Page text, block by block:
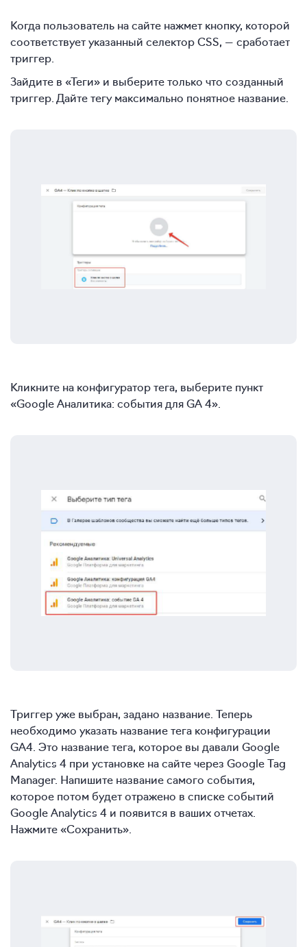
Когда пользователь на сайте нажмет кнопку, которой
соответствует указанный селектор CSS, — сработает
триггер.
Зайдите в «Теги» и выберите только что созданный
триггер. Дайте тегу максимально понятное название.
Кликните на конфигуратор тега, выберите пункт
«Google Аналитика: события для GA 4».
Триггер уже выбран, задано название. Теперь
необходимо указать название тега конфигурации
GA4. Это название тега, которое вы давали Google
Analytics 4 при установке на сайте через Google Tag
Manager. Напишите название самого события,
которое потом будет отражено в списке событий
Google Analytics 4 и появится в ваших отчетах.
Нажмите «Сохранить».